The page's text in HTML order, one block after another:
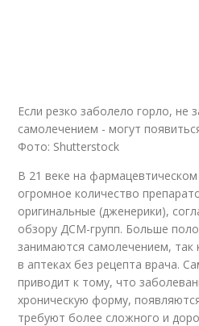
Если резко заболело горло, не
самолечением - могут
Фото: Shutterstock
В 21 веке на
огромное количество
оригинальные (дженерики),
обзору ДСМ-групп. Больше
занимаются самолечением, так
в аптеках без рецепта врача.
приводит к тому, что
хроническую форму,
требуют более сложного и